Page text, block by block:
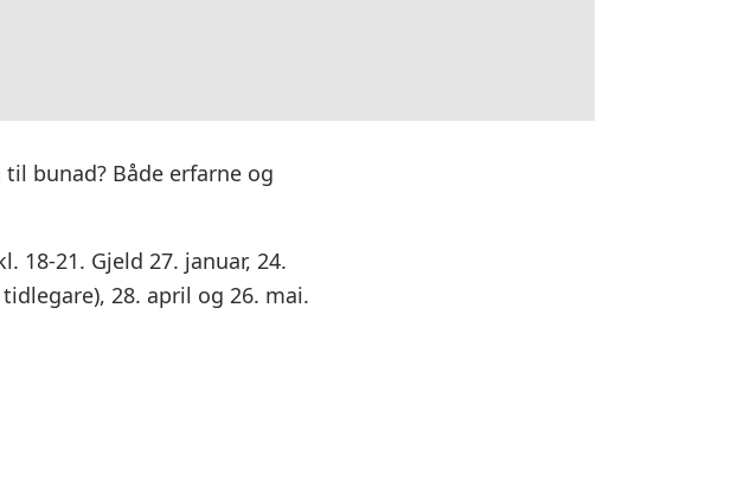
bunad? Både erfarne og
18-21. Gjeld 27. januar, 24.
28. april og 26. mai.